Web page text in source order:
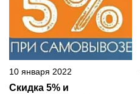
10 января 2022
Скидка 5% и